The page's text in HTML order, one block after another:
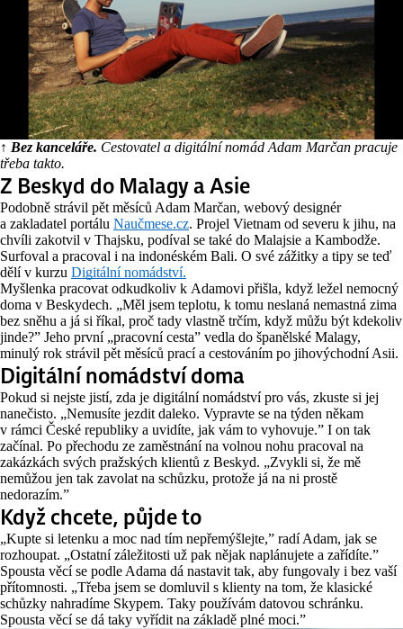
↑ Bez kanceláře. Cestovatel a digitální nomád Adam Marčan pracuje
třeba takto.
Z Beskyd do Malagy a Asie
Podobně strávil pět měsíců Adam Marčan, webový designér
a zakladatel portálu Naučmese.cz. Projel Vietnam od severu k jihu, na
chvíli zakotvil v Thajsku, podíval se také do Malajsie a Kambodže.
Surfoval a pracoval i na indonéském Bali. O své zážitky a tipy se teď
dělí v kurzu Digitální nomádství.
Myšlenka pracovat odkudkoliv k Adamovi přišla, když ležel nemocný
doma v Beskydech. „Měl jsem teplotu, k tomu neslaná nemastná zima
bez sněhu a já si říkal, proč tady vlastně trčím, když můžu být kdekoliv
jinde?” Jeho první „pracovní cesta” vedla do španělské Malagy,
minulý rok strávil pět měsíců prací a cestováním po jihovýchodní Asii.
Digitální nomádství doma
Pokud si nejste jistí, zda je digitální nomádství pro vás, zkuste si jej
nanečisto. „Nemusíte jezdit daleko. Vypravte se na týden někam
v rámci České republiky a uvidíte, jak vám to vyhovuje.” I on tak
začínal. Po přechodu ze zaměstnání na volnou nohu pracoval na
zakázkách svých pražských klientů z Beskyd. „Zvykli si, že mě
nemůžou jen tak zavolat na schůzku, protože já na ni prostě
nedorazím.”
Když chcete, půjde to
„Kupte si letenku a moc nad tím nepřemýšlejte,” radí Adam, jak se
rozhoupat. „Ostatní záležitosti už pak nějak naplánujete a zařídíte.”
Spousta věcí se podle Adama dá nastavit tak, aby fungovaly i bez vaší
přítomnosti. „Třeba jsem se domluvil s klienty na tom, že klasické
schůzky nahradíme Skypem. Taky používám datovou schránku.
Spousta věcí se dá taky vyřídit na základě plné moci.”